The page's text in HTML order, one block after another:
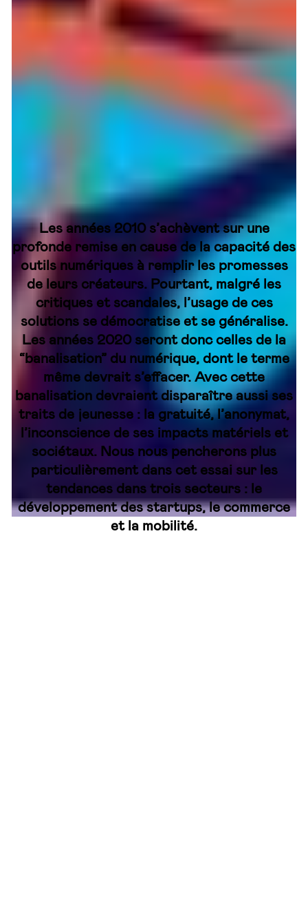
Les années 2010 s’achèvent sur une
profonde remise en cause de la capacité des
outils numériques à remplir les promesses
de leurs créateurs. Pourtant, malgré les
critiques et scandales, l’usage de ces
solutions se démocratise et se généralise.
Les années 2020 seront donc celles de la
“banalisation” du numérique, dont le terme
même devrait s’effacer. Avec cette
banalisation devraient disparaître aussi ses
traits de jeunesse : la gratuité, l’anonymat,
l’inconscience de ses impacts matériels et
sociétaux. Nous nous pencherons plus
particulièrement dans cet essai sur les
tendances dans trois secteurs : le
développement des startups, le commerce
et la mobilité.